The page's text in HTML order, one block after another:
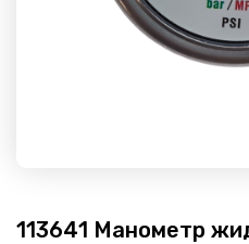
113641 Манометр